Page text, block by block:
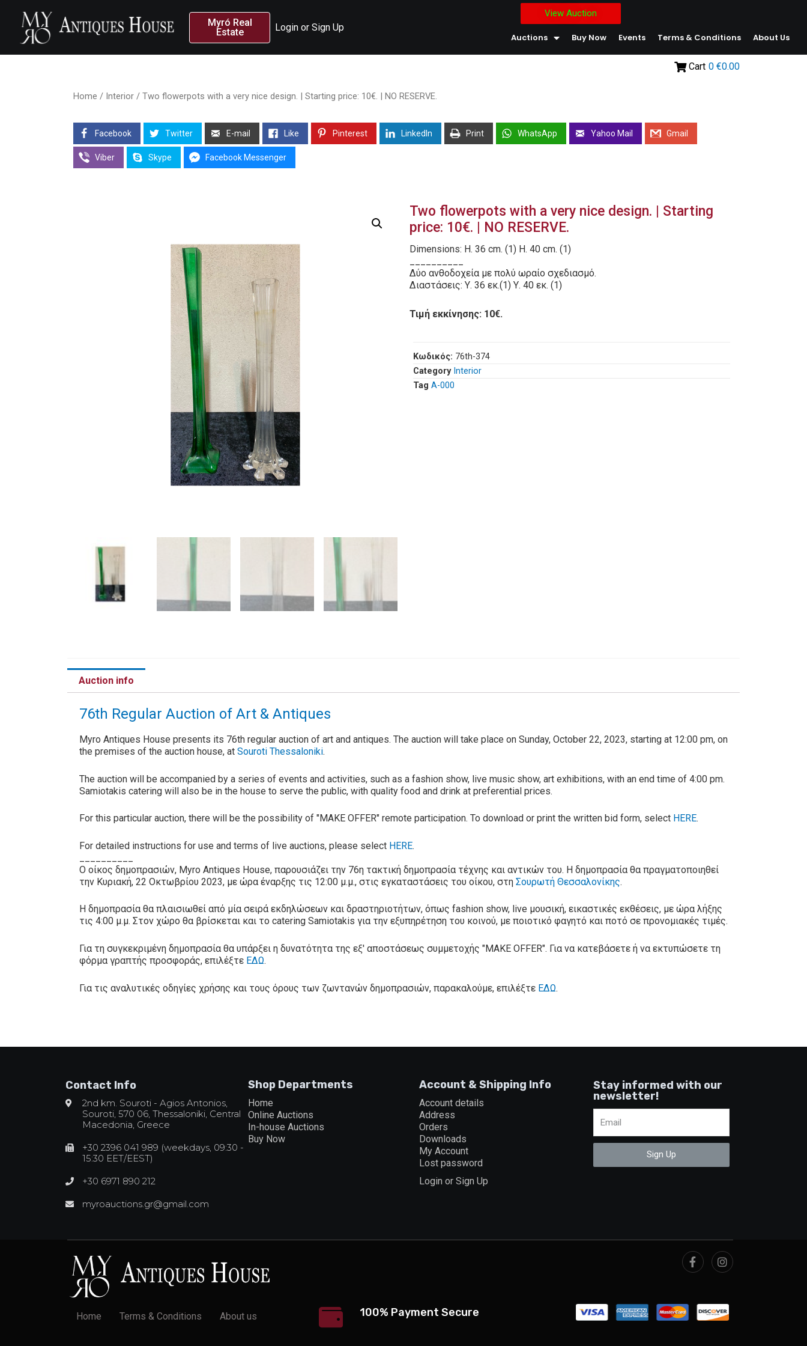
Myró Real
Estate
Login or Sign Up
View Auction
Auctions Buy Now Events Terms & Conditions About Us
Cart 0 €0.00
Home / Interior / Two flowerpots with a very nice design. | Starting price: 10€. | NO RESERVE.
Facebook Twitter E-mail Like Pinterest LinkedIn Print WhatsApp Yahoo Mail Gmail
Viber Skype Facebook Messenger
Two flowerpots with a very nice design. | Starting
price: 10€. | NO RESERVE.
Dimensions: H. 36 cm. (1) H. 40 cm. (1)
Δύο ανθοδοχεία με πολύ ωραίο σχεδιασμό.
Διαστάσεις: Υ. 36 εκ.(1) Υ. 40 εκ. (1)
Τιμή εκκίνησης: 10€.
Κωδικός: 76th-374
Category Interior
Tag Α-000
Auction info
76th Regular Auction of Art & Antiques
Myro Antiques House presents its 76th regular auction of art and antiques. The auction will take place on Sunday, October 22, 2023, starting at 12:00 pm, on
the premises of the auction house, at Souroti Thessaloniki.
The auction will be accompanied by a series of events and activities, such as a fashion show, live music show, art exhibitions, with an end time of 4:00 pm.
Samiotakis catering will also be in the house to serve the public, with quality food and drink at preferential prices.
For this particular auction, there will be the possibility of "MAKE OFFER" remote participation. To download or print the written bid form, select HERE.
For detailed instructions for use and terms of live auctions, please select HERE.
Ο οίκος δημοπρασιών, Myro Antiques House, παρουσιάζει την 76η τακτική δημοπρασία τέχνης και αντικών του. Η δημοπρασία θα πραγματοποιηθεί
την Κυριακή, 22 Οκτωβρίου 2023, με ώρα έναρξης τις 12:00 μ.μ., στις εγκαταστάσεις του οίκου, στη Σουρωτή Θεσσαλονίκης.
Η δημοπρασία θα πλαισιωθεί από μία σειρά εκδηλώσεων και δραστηριοτήτων, όπως fashion show, live μουσική, εικαστικές εκθέσεις, με ώρα λήξης
τις 4:00 μ.μ. Στον χώρο θα βρίσκεται και το catering Samiotakis για την εξυπηρέτηση του κοινού, με ποιοτικό φαγητό και ποτό σε προνομιακές τιμές.
Για τη συγκεκριμένη δημοπρασία θα υπάρξει η δυνατότητα της εξ' αποστάσεως συμμετοχής "MAKE OFFER". Για να κατεβάσετε ή να εκτυπώσετε τη
φόρμα γραπτής προσφοράς, επιλέξτε ΕΔΩ.
Για τις αναλυτικές οδηγίες χρήσης και τους όρους των ζωντανών δημοπρασιών, παρακαλούμε, επιλέξτε ΕΔΩ.
Contact Info
2nd km. Souroti - Agios Antonios,
Souroti, 570 06, Thessaloniki, Central
Macedonia, Greece
+30 2396 041 989 (weekdays, 09:30 -
15:30 EET/EEST)
+30 6971 890 212
myroauctions.gr@gmail.com
Shop Departments
Home
Online Auctions
In-house Auctions
Buy Now
Account & Shipping Info
Account details
Address
Orders
Downloads
My Account
Lost password
Login or Sign Up
Stay informed with our
newsletter!
Sign Up
Home Terms & Conditions About us 100% Payment Secure